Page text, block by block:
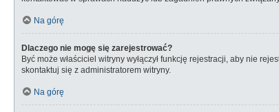
Na górę
Dlaczego nie mogę się zarejestrować?
Być może właściciel witryny wyłączył funkcję rejestracji, aby nie
skontaktuj się z administratorem witryny.
Na górę